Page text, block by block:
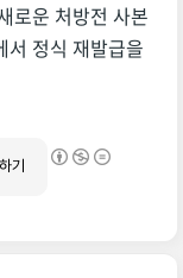
로운 처방전 사본
서 정식 재발급을
기